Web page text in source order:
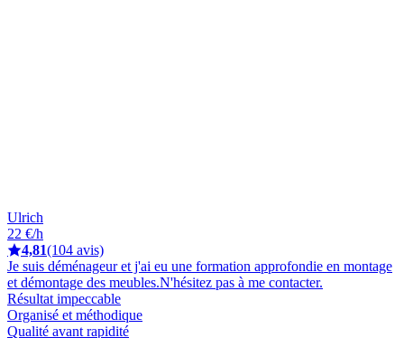
Ulrich
22 €/h
4,81(104 avis)
Je suis déménageur et j'ai eu une formation approfondie en montage
et démontage des meubles.N'hésitez pas à me contacter.
Résultat impeccable
Organisé et méthodique
Qualité avant rapidité